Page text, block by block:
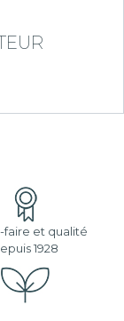
faire et qualité
1928